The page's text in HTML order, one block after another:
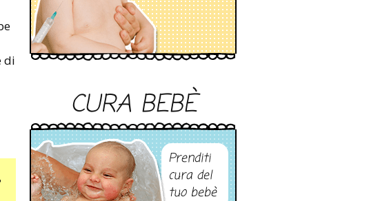
di
CURA BEBÈ
Prenditi
cura del
tuo bebè